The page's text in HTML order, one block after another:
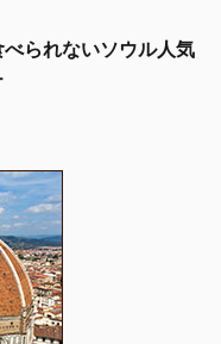
られないソウル人気